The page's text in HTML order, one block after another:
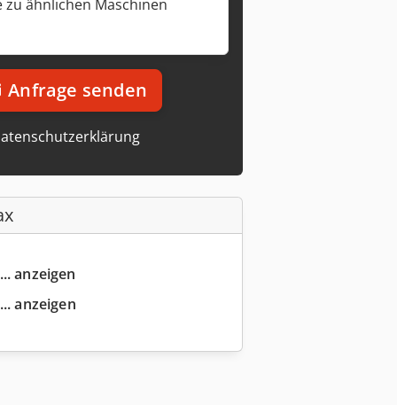
zu ähnlichen Maschinen
Anfrage senden
anzeigen
anzeigen